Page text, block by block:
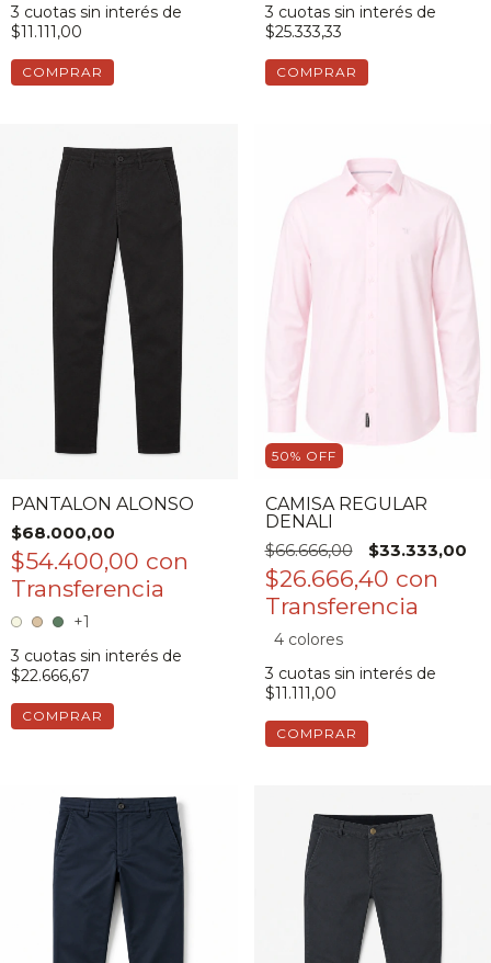
3 cuotas sin interés de
$11.111,00
COMPRAR
3 cuotas sin interés de
$25.333,33
COMPRAR
PANTALON ALONSO
$68.000,00
$54.400,00 con
+1
3 cuotas sin interés de
$22.666,67
COMPRAR
50% OFF
CAMISA REGULAR
DENALI
$66.666,00
$33.333,00
$26.666,40 con
4 colores
3 cuotas sin interés de
$11.111,00
COMPRAR